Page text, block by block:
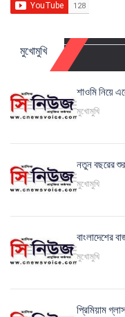
মুখোমুখি
শাওমি নিয়ে
মুখোমুখি
নতুন বছরের
মুখোমুখি
বাংলাদেশের
মুখোমুখি
প্রিমিয়াম